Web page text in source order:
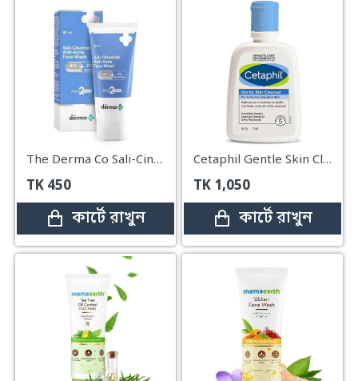
The Derma Co Sali-Cinamide Anti-Acne Face Wash – 80ml
TK 450
কার্টে রাখুন
Cetaphil Gentle Skin Cleanser – 125ml
TK 1,050
কার্টে রাখুন